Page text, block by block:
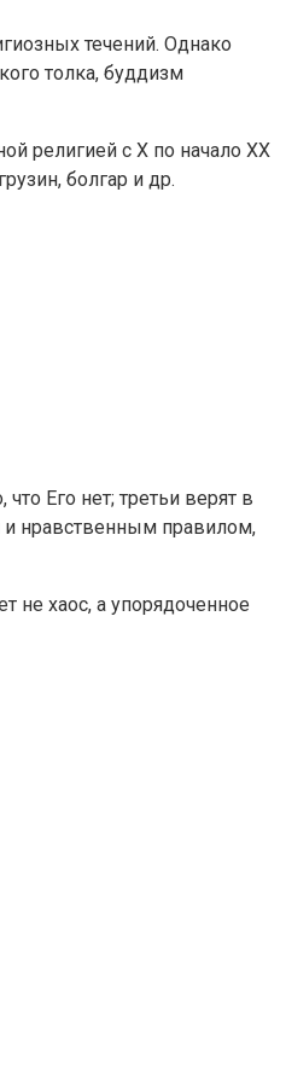
течений. Однако
толка, буддизм
религией с X по начало XX
болгар и др.
Его нет; третьи верят в
и нравственным правилом,
не хаос, а упорядоченное